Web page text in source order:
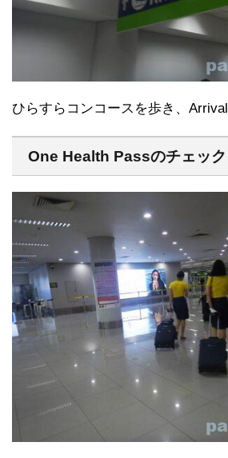
ひらすらコンコースを歩き、
One Health Passのチェッ